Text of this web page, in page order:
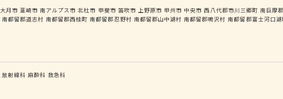
大月市 韮崎市 南アルプス市 北杜市 甲斐市 笛吹市 上野原市 甲州市 中央市 西八代郡市川三郷町 南巨摩
南都留郡道志村 南都留郡西桂町 南都留郡忍野村 南都留郡山中湖村 南都留郡鳴沢村 南都留郡富士河口湖
放射線科 麻酔科 救急科